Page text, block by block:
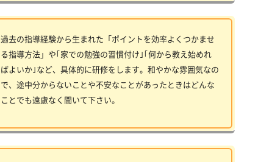
過去の指導経験から生まれた「ポイントを効率よくつかませ
る指導方法」や｢家での勉強の習慣付け｣｢何から教え始めれ
ばよいか｣など、具体的に研修をします。和やかな雰囲気なの
で、途中分からないことや不安なことがあったときはどんな
ことでも遠慮なく聞いて下さい。